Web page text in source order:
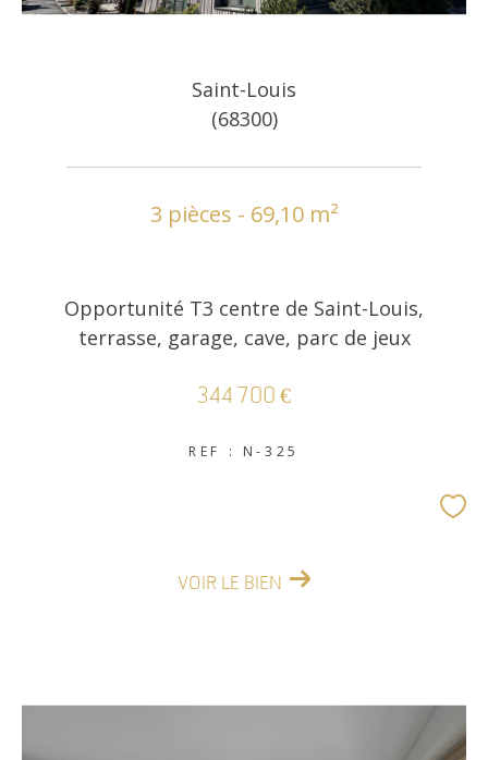
Saint-Louis
(68300)
3 pièces - 69,10 m²
Opportunité T3 centre de Saint-Louis,
terrasse, garage, cave, parc de jeux
344 700 €
REF : N-325
VOIR LE BIEN